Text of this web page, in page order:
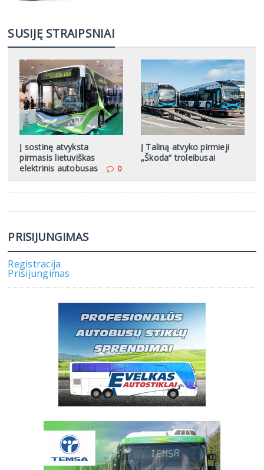
SUSIJĘ STRAIPSNIAI
Į sostinę atvyksta
pirmasis lietuviškas
elektrinis autobusas
0
Į Taliną atvyko pirmieji
„Škoda“ troleibusai
PRISIJUNGIMAS
Registracija
Prisijungimas